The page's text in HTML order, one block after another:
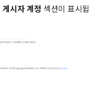
게시자 계정 섹션이 표시됩